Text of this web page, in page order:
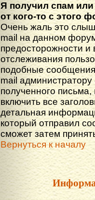
Я получил спам
от кого-то с этого
Очень жаль это
mail на данном
предосторожности и
отслеживания
подобные
mail
полученного
включить все
детальная
который отправил
сможет затем
Вернуться к началу